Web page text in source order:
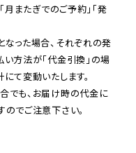
月またぎでのご予約」「発
った場合、それぞれの発
方法が「代金引換」の場
でも、お届け時の代金に
でご注意下さい。